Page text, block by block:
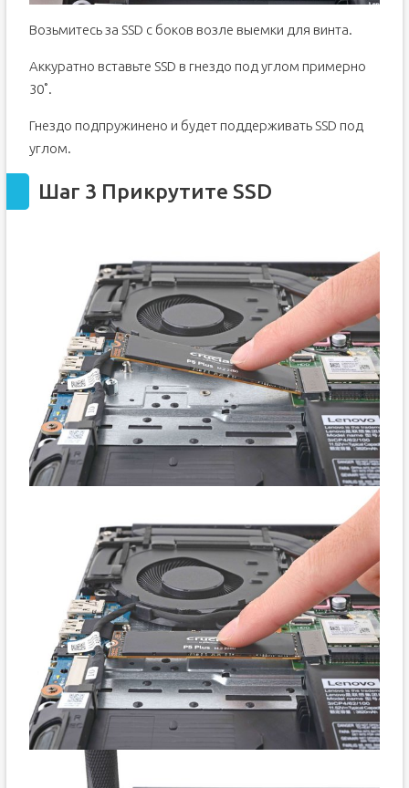
Возьмитесь за SSD с боков возле выемки для винта.
Аккуратно вставьте SSD в гнездо под углом примерно
30˚.
Гнездо подпружинено и будет поддерживать SSD под
углом.
Шаг 3 Прикрутите SSD